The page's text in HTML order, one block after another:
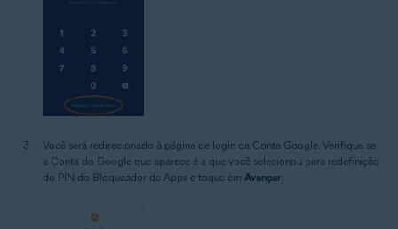
Você será redirecionado à página de login da Conta Google. Verifique se
a Conta do Google que aparece é a que você selecionou para redefinição
do PIN do Bloqueador de Apps e toque em Avançar